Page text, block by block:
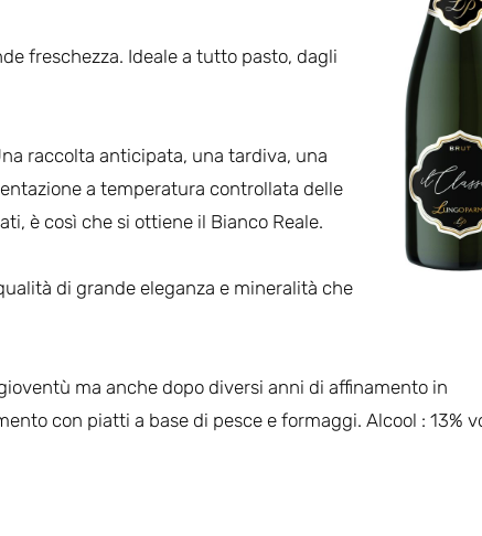
freschezza. Ideale a tutto pasto, dagli
raccolta anticipata, una tardiva, una
a temperatura controllata delle
è così che si ottiene il Bianco Reale.
di grande eleganza e mineralità che
ma anche dopo diversi anni di affinamento in
con piatti a base di pesce e formaggi. Alcool : 13%